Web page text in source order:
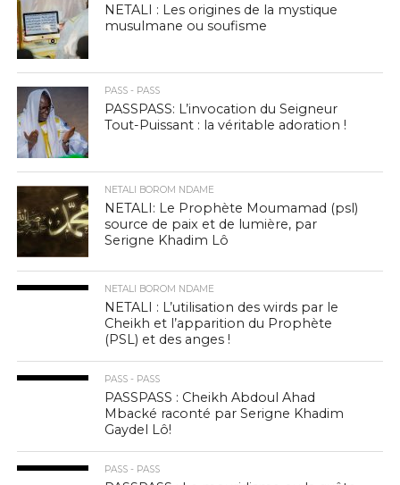
NETALI : Les origines de la mystique
musulmane ou soufisme
PASS - PASS
PASSPASS: L’invocation du Seigneur
Tout-Puissant : la véritable adoration !
NETALI BOROM NDAME
NETALI: Le Prophète Moumamad (psl)
source de paix et de lumière, par
Serigne Khadim Lô
NETALI BOROM NDAME
NETALI : L’utilisation des wirds par le
Cheikh et l’apparition du Prophète
(PSL) et des anges !
PASS - PASS
PASSPASS : Cheikh Abdoul Ahad
Mbacké raconté par Serigne Khadim
Gaydel Lô!
PASS - PASS